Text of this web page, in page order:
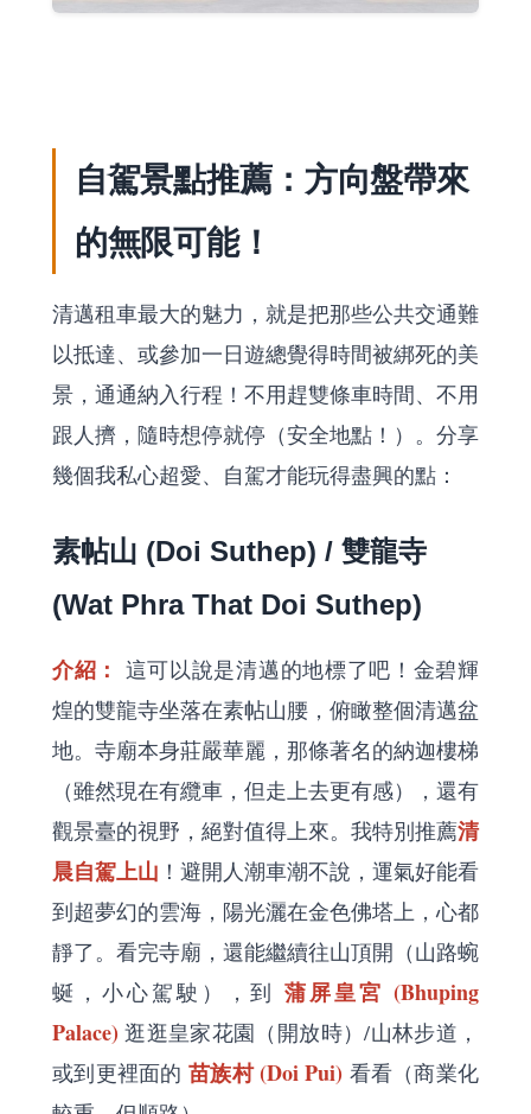
自駕景點推薦：方向盤帶來
的無限可能！
清邁租車最大的魅力，就是把那些公共交通難
以抵達、或參加一日遊總覺得時間被綁死的美
景，通通納入行程！不用趕雙條車時間、不用
跟人擠，隨時想停就停（安全地點！）。分享
幾個我私心超愛、自駕才能玩得盡興的點：
素帖山 (Doi Suthep) / 雙龍寺
(Wat Phra That Doi Suthep)
介紹： 這可以說是清邁的地標了吧！金碧輝
煌的雙龍寺坐落在素帖山腰，俯瞰整個清邁盆
地。寺廟本身莊嚴華麗，那條著名的納迦樓梯
（雖然現在有纜車，但走上去更有感），還有
觀景臺的視野，絕對值得上來。我特別推薦清
晨自駕上山 ！避開人潮車潮不說，運氣好能看
到超夢幻的雲海，陽光灑在金色佛塔上，心都
靜了。看完寺廟，還能繼續往山頂開（山路蜿
蜒，小心駕駛），到蒲屏皇宮 (Bhuping
Palace) 逛逛皇家花園（開放時）/山林步道，
或到更裡面的 苗族村 (Doi Pui) 看看（商業化